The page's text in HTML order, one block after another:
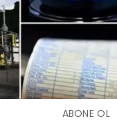
ABONE OL